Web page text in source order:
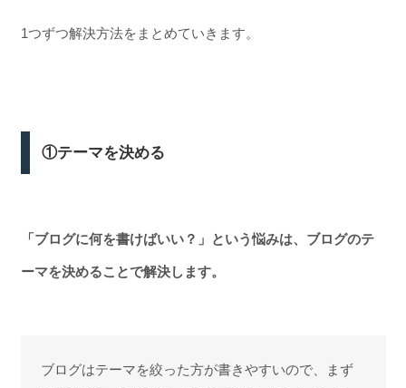
1つずつ解決方法をまとめていきます。
①テーマを決める
「ブログに何を書けばいい？」という悩みは、ブログのテ
ーマを決めることで解決します。
ブログはテーマを絞った方が書きやすいので、まず